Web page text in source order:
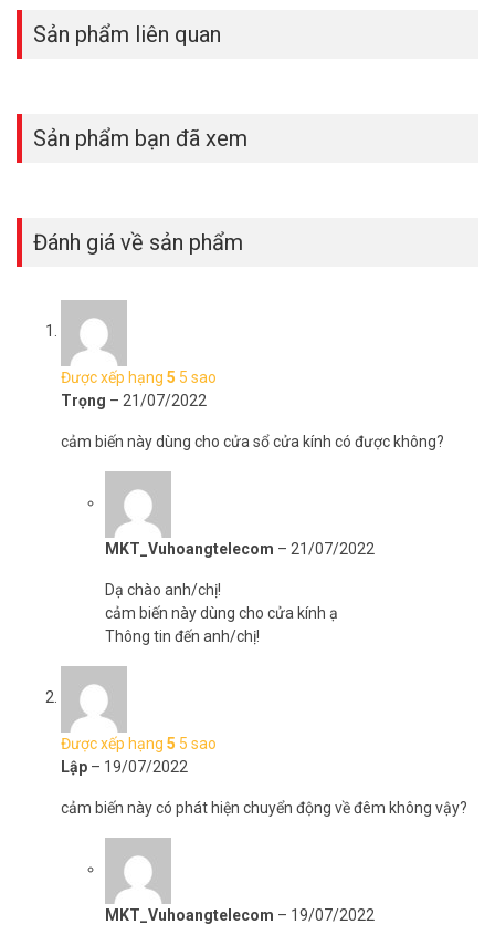
– Bảo hành: 24 tháng.
Đặt mua Online ngay sản phẩm ORVIBO SN11 mới nhất, quý khách
Sản phẩm liên quan
Sản phẩm bạn đã xem
Đánh giá về sản phẩm
Được xếp hạng 5 5 sao
Trọng – 21/07/2022
cảm biến này dùng cho cửa sổ cửa kính có được không?
MKT_Vuhoangtelecom – 21/07/2022
Dạ chào anh/chị!
cảm biến này dùng cho cửa kính ạ
Thông tin đến anh/chị!
Được xếp hạng 5 5 sao
Lập – 19/07/2022
cảm biến này có phát hiện chuyển động về đêm không vậy?
MKT_Vuhoangtelecom – 19/07/2022